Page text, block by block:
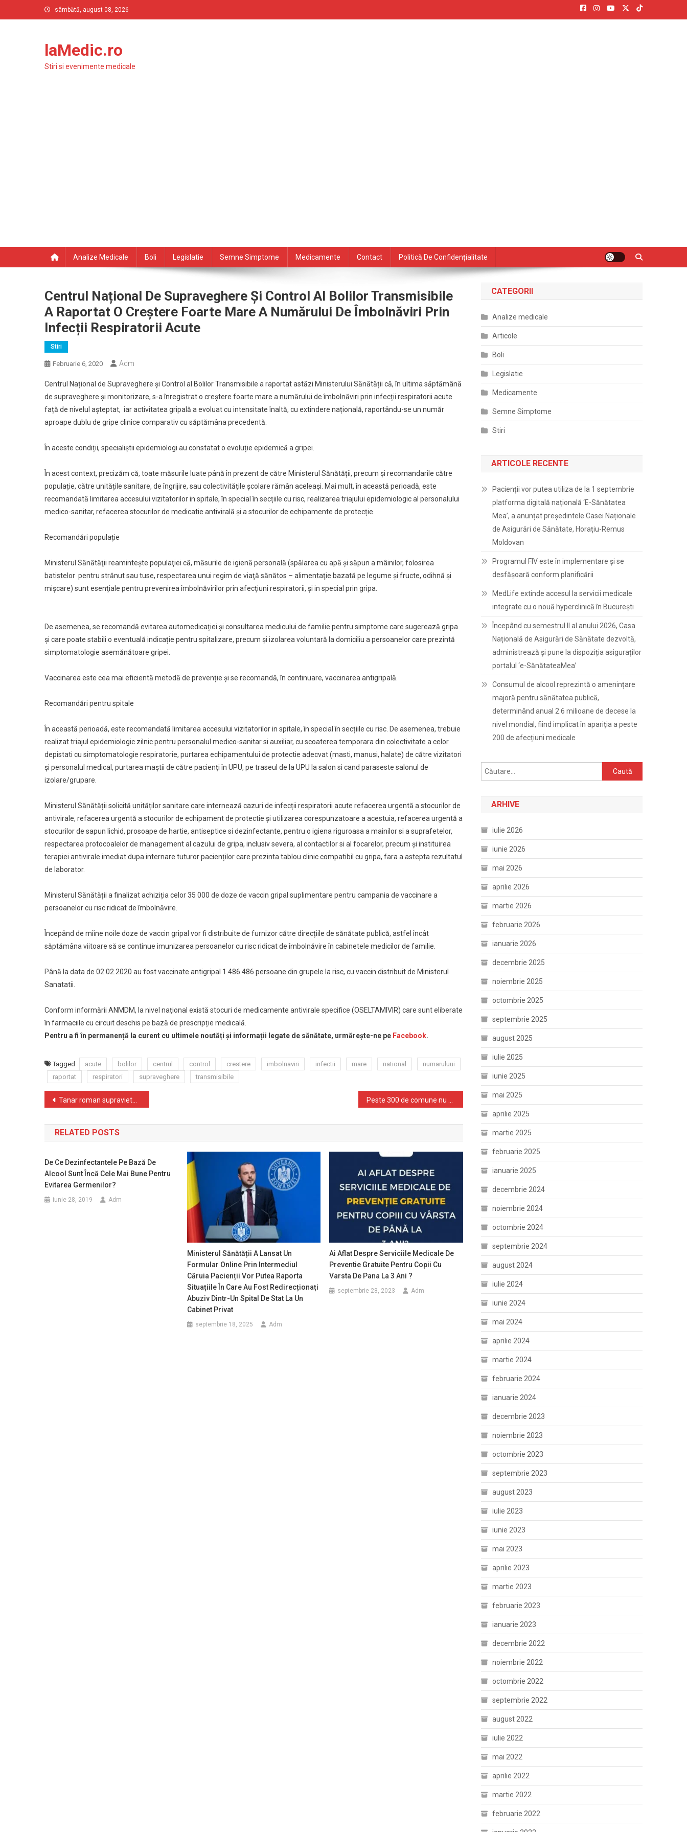
to
sâmbătă, august 08, 2026
laMedic.ro
Stiri si evenimente medicale
Analize Medicale Boli Legislatie Semne Simptome Medicamente Contact Politică De Confidențialitate
Centrul Național De Supraveghere Și Control Al Bolilor Transmisibile
A Raportat O Creștere Foarte Mare A Numărului De Îmbolnăviri Prin
Infecții Respiratorii Acute
Stiri
Februarie 6, 2020 Adm
Centrul Național de Supraveghere și Control al Bolilor Transmisibile a raportat astăzi Ministerului Sănătății că, în ultima săptămână
de supraveghere și monitorizare, s-a înregistrat o creștere foarte mare a numărului de îmbolnăviri prin infecții respiratorii acute
față de nivelul așteptat, iar activitatea gripală a evoluat cu intensitate înaltă, cu extindere națională, raportându-se un număr
aproape dublu de gripe clinice comparativ cu săptămâna precedentă.
În aceste condiții, specialiștii epidemiologi au constatat o evoluție epidemică a gripei.
În acest context, precizăm că, toate măsurile luate până în prezent de către Ministerul Sănătății, precum și recomandarile către
populație, către unitățile sanitare, de îngrijire, sau colectivitățile școlare rămân aceleași. Mai mult, în această perioadă, este
recomandată limitarea accesului vizitatorilor in spitale, în special în secțiile cu risc, realizarea triajului epidemiologic al personalului
medico-sanitar, refacerea stocurilor de medicatie antivirală și a stocurilor de echipamente de protecție.
Recomandări populație
Ministerul Sănătăţii reaminteşte populaţiei că, măsurile de igienă personală (spălarea cu apă şi săpun a mâinilor, folosirea
batistelor pentru strănut sau tuse, respectarea unui regim de viaţă sănătos – alimentaţie bazată pe legume şi fructe, odihnă şi
mişcare) sunt esenţiale pentru prevenirea îmbolnăvirilor prin afecţiuni respiratorii, şi in special prin gripa.
De asemenea, se recomandă evitarea automedicației și consultarea medicului de familie pentru simptome care sugerează gripa
și care poate stabili o eventuală indicație pentru spitalizare, precum și izolarea voluntară la domiciliu a persoanelor care prezintă
simptomatologie asemănătoare gripei.
Vaccinarea este cea mai eficientă metodă de prevenție și se recomandă, în continuare, vaccinarea antigripală.
Recomandări pentru spitale
În această perioadă, este recomandată limitarea accesului vizitatorilor in spitale, în special în secțiile cu risc. De asemenea, trebuie
realizat triajul epidemiologic zilnic pentru personalul medico-sanitar si auxiliar, cu scoaterea temporara din colectivitate a celor
depistati cu simptomatologie respiratorie, purtarea echipamentului de protectie adecvat (masti, manusi, halate) de către vizitatori
și personalul medical, purtarea maștii de către pacienți în UPU, pe traseul de la UPU la salon si cand paraseste salonul de
izolare/grupare.
Ministerul Sănătății solicită unităților sanitare care internează cazuri de infecții respiratorii acute refacerea urgentă a stocurilor de
antivirale, refacerea urgentă a stocurilor de echipament de protectie și utilizarea corespunzatoare a acestuia, refacerea urgentă a
stocurilor de sapun lichid, prosoape de hartie, antiseptice si dezinfectante, pentru o igiena riguroasa a mainilor si a suprafetelor,
respectarea protocoalelor de management al cazului de gripa, inclusiv severa, al contactilor si al focarelor, precum și instituirea
terapiei antivirale imediat dupa internare tuturor pacienților care prezinta tablou clinic compatibil cu gripa, fara a astepta rezultatul
de laborator.
Ministerul Sănătății a finalizat achiziția celor 35 000 de doze de vaccin gripal suplimentare pentru campania de vaccinare a
persoanelor cu risc ridicat de îmbolnăvire.
Începând de mîine noile doze de vaccin gripal vor fi distribuite de furnizor către direcțiile de sănătate publică, astfel încât
săptămâna viitoare să se continue imunizarea persoanelor cu risc ridicat de îmbolnăvire în cabinetele medicilor de familie.
Până la data de 02.02.2020 au fost vaccinate antigripal 1.486.486 persoane din grupele la risc, cu vaccin distribuit de Ministerul
Sanatatii.
Conform informării ANMDM, la nivel național există stocuri de medicamente antivirale specifice (OSELTAMIVIR) care sunt eliberate
în farmaciile cu circuit deschis pe bază de prescripție medicală.
Pentru a fi în permanență la curent cu ultimele noutăți și informații legate de sănătate, urmărește-ne pe Facebook.
Tagged acute bolilor centrul control crestere imbolnaviri infectii mare national
numaruluui
raportat
respiratori supraveghere transmisibile
Navigare
în
articole
Tanar roman supravietuitor de cancer deschide evenimentul de lansare a Planului european de combatere a cancerului
RELATED POSTS
De Ce Dezinfectantele Pe Bază De
Alcool Sunt Încă Cele Mai Bune Pentru
Evitarea Germenilor?
iunie 28, 2019 Adm
Ministerul Sănătății A Lansat Un
Formular Online Prin Intermediul
Căruia Pacienții Vor Putea Raporta
Situațiile În Care Au Fost Redirecționați
Abuziv Dintr-Un Spital De Stat La Un
Cabinet Privat
septembrie 18, 2025 Adm
Ai Aflat Despre Serviciile Medicale De
Preventie Gratuite Pentru Copii Cu
Varsta De Pana La 3 Ani ?
septembrie 28, 2023 Adm
CATEGORII
Analize medicale
Articole
Boli
Legislatie
Medicamente
Semne Simptome
Stiri
ARTICOLE RECENTE
Pacienții vor putea utiliza de la 1 septembrie
platforma digitală națională ‘E-Sănătatea
Mea’, a anunțat președintele Casei Naționale
de Asigurări de Sănătate, Horațiu-Remus
Moldovan
Programul FIV este în implementare și se
desfășoară conform planificării
MedLife extinde accesul la servicii medicale
integrate cu o nouă hyperclinică în București
Începând cu semestrul II al anului 2026, Casa
Națională de Asigurări de Sănătate dezvoltă,
administrează și pune la dispoziția asiguraților
portalul ‘e-SănătateaMea’
Consumul de alcool reprezintă o amenințare
majoră pentru sănătatea publică,
determinând anual 2.6 milioane de decese la
nivel mondial, fiind implicat în apariția a peste
200 de afecțiuni medicale
Caută
după:
ARHIVE
iulie 2026
iunie 2026
mai 2026
aprilie 2026
martie 2026
februarie 2026
ianuarie 2026
decembrie 2025
noiembrie 2025
octombrie 2025
septembrie 2025
august 2025
iulie 2025
iunie 2025
mai 2025
aprilie 2025
martie 2025
februarie 2025
ianuarie 2025
decembrie 2024
noiembrie 2024
octombrie 2024
septembrie 2024
august 2024
iulie 2024
iunie 2024
mai 2024
aprilie 2024
martie 2024
februarie 2024
ianuarie 2024
decembrie 2023
noiembrie 2023
octombrie 2023
septembrie 2023
august 2023
iulie 2023
iunie 2023
mai 2023
aprilie 2023
martie 2023
februarie 2023
ianuarie 2023
decembrie 2022
noiembrie 2022
octombrie 2022
septembrie 2022
august 2022
iulie 2022
mai 2022
aprilie 2022
martie 2022
februarie 2022